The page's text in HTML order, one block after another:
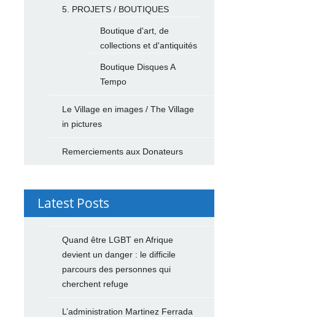
5. PROJETS / BOUTIQUES
Boutique d'art, de
collections et d'antiquités
Boutique Disques A
Tempo
Le Village en images / The Village
in pictures
Remerciements aux Donateurs
Latest Posts
Quand être LGBT en Afrique
devient un danger : le difficile
parcours des personnes qui
cherchent refuge
L’administration Martinez Ferrada